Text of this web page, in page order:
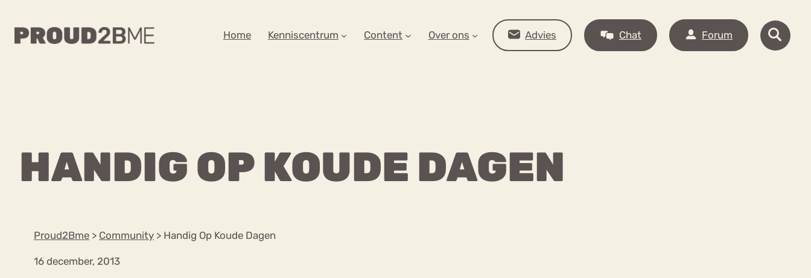
Home Kenniscentrum Content Over ons Advies Chat Forum
HANDIG OP KOUDE DAGEN
Proud2Bme > Community > Handig Op Koude Dagen
16 december, 2013
Content
Over ons
WAAR BEN JE NAAR OP ZOEK?
Over proud2bme
Vacatures
Privacyverklaring